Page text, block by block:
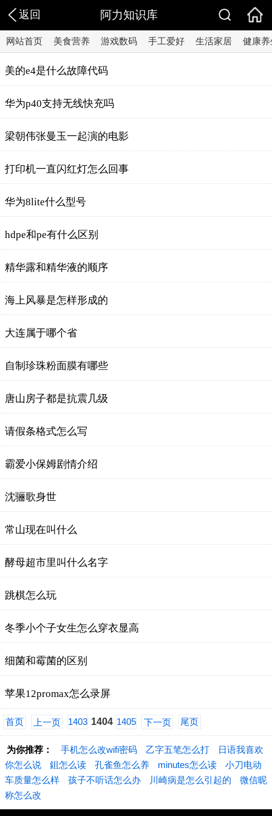
返回 阿力知识库
网站首页 美食营养 游戏数码 手工爱好 生活家居 健康养
美的e4是什么故障代码
华为p40支持无线快充吗
梁朝伟张曼玉一起演的电影
打印机一直闪红灯怎么回事
华为8lite什么型号
hdpe和pe有什么区别
精华露和精华液的顺序
海上风暴是怎样形成的
大连属于哪个省
自制珍珠粉面膜有哪些
唐山房子都是抗震几级
请假条格式怎么写
霸爱小保姆剧情介绍
沈骊歌身世
常山现在叫什么
酵母超市里叫什么名字
跳棋怎么玩
冬季小个子女生怎么穿衣显高
细菌和霉菌的区别
苹果12promax怎么录屏
首页 上一页 1403 1404 1405 下一页 尾页
为你推荐： 手机怎么改wifi密码 乙字五笔怎么打
日语我喜欢
你怎么说
鉏怎么读 孔雀鱼怎么养 minutes怎么读
小刀电动
车质量怎么样
孩子不听话怎么办 川崎病是怎么引起的
微信昵
称怎么改